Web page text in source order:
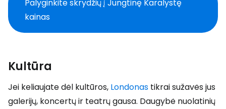
Palyginkite skrydžių į Jungtinę Karalystę
kainas
Kultūra
Jei keliaujate dėl kultūros, Londonas tikrai sužavės jus
galerijų, koncertų ir teatrų gausa. Daugybė nuolatinių